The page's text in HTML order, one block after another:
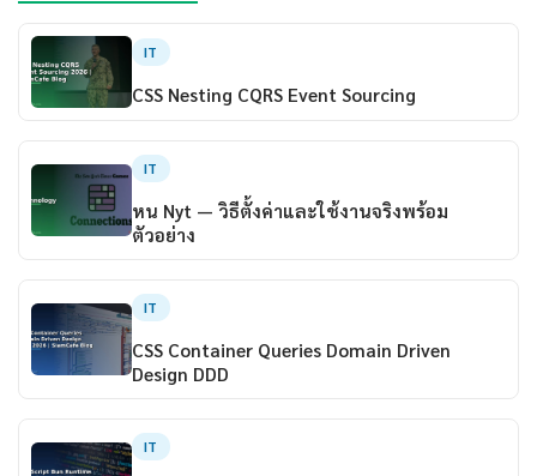
IT
CSS Nesting CQRS Event Sourcing
IT
หน Nyt — วิธีตั้งค่าและใช้งานจริงพร้อม
ตัวอย่าง
IT
CSS Container Queries Domain Driven
Design DDD
IT